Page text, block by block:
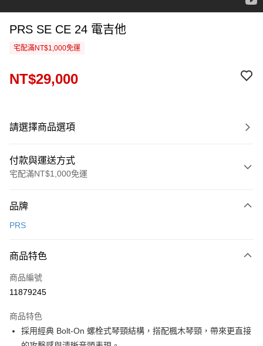
PRS SE CE 24 電吉他
宅配滿NT$1,000免運
NT$29,000
請選擇商品選項
付款與運送方式
宅配滿NT$1,000免運
信用卡一次付款
3 期 0 利率 每期
合作金庫商業銀行
上海商業儲蓄銀行
臺灣中小企業銀行
匯豐（台灣）商業銀行
華泰商業銀行
合作金庫商業銀行
上海商業儲蓄銀行
國泰世華商業銀行
兆豐國際商業銀行
LINE Pay
Apple Pay
街口支付
品牌
PRS
商品特色
商品編號
11879245
商品特色
採用經典 Bolt-On 螺栓式琴頸結構，搭配楓木琴頸，帶來更直接